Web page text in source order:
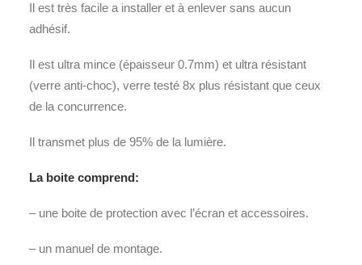
Il est très facile a installer et à enlever sans aucun
adhésif.
Il est ultra mince (épaisseur 0.7mm) et ultra résistant
(verre anti-choc), verre testé 8x plus résistant que ceux
de la concurrence.
Il transmet plus de 95% de la lumière.
La boite comprend:
– une boite de protection avec l’écran et accessoires.
– un manuel de montage.